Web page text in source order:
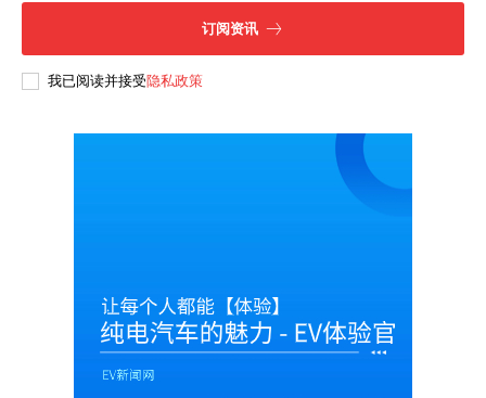
订阅资讯
我已阅读并接受隐私政策